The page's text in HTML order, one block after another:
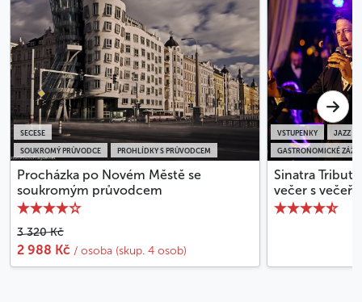
SOUKROMÝ PRŮVODCE PROHLÍDKY S PRŮVODCEM
SECESE
Procházka po Novém Městě se
soukromým průvodcem
3 320 Kč
2 988 Kč / osoba (skup. 4 osob)
GASTRONOMICKÉ
VSTUPENKY JAZZ
Sinatra
večer s večeří